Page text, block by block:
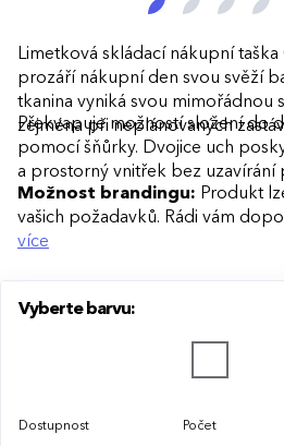
Limetková skládací nákupní taška
prozáří nákupní den svou svěží
tkanina vyniká svou mimořádnou
zejména při neplánovaných
Překvapuje možností složení do
pomocí šňůrky. Dvojice uch
a prostorný vnitřek bez uzavírání
Možnost brandingu: Produkt
vašich požadavků. Rádi vám
technologii potisku s ohledem na
více
Vyberte barvu:
Dostupnost Počet